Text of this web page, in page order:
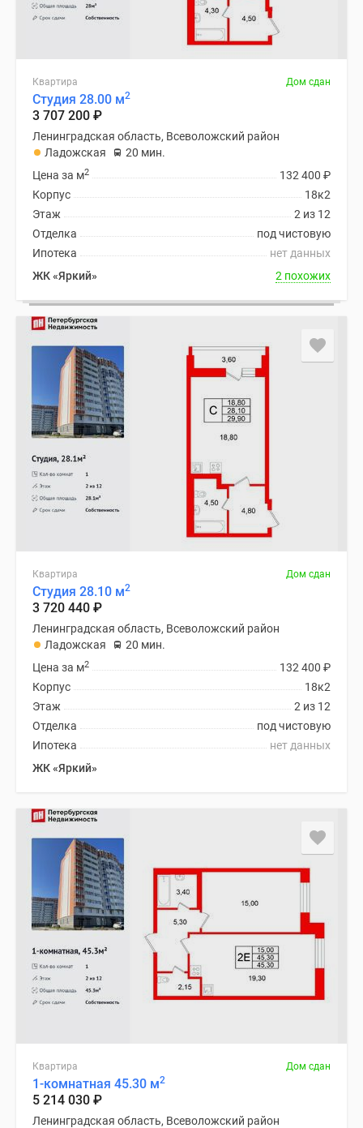
Квартира Дом сдан
Студия 28.00 м2
3 707 200 ₽
Ленинградская область, Всеволожский район
Ладожская
20 мин.
132 400 ₽
Цена за м2
18к2
Корпус
2 из 12
Этаж
под чистовую
Отделка
нет данных
Ипотека
ЖК «Яркий»
2 похожих
Квартира Дом сдан
Студия 28.10 м2
3 720 440 ₽
Ленинградская область, Всеволожский район
Ладожская
20 мин.
132 400 ₽
Цена за м2
18к2
Корпус
2 из 12
Этаж
под чистовую
Отделка
нет данных
Ипотека
ЖК «Яркий»
Квартира Дом сдан
1-комнатная 45.30 м2
5 214 030 ₽
Ленинградская область, Всеволожский район